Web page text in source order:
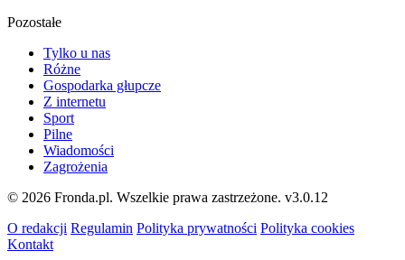
Pozostałe
Tylko u nas
Różne
Gospodarka głupcze
Z internetu
Sport
Pilne
Wiadomości
Zagrożenia
© 2026 Fronda.pl. Wszelkie prawa zastrzeżone. v3.0.12
O redakcji Regulamin Polityka prywatności Polityka cookies
Kontakt